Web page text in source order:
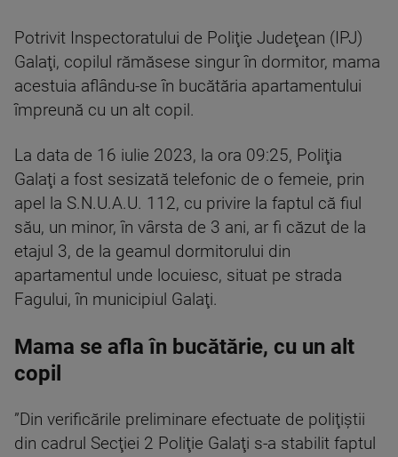
Potrivit Inspectoratului de Poliţie Judeţean (IPJ)
Galaţi, copilul rămăsese singur în dormitor, mama
acestuia aflându-se în bucătăria apartamentului
împreună cu un alt copil.
La data de 16 iulie 2023, la ora 09:25, Poliţia
Galaţi a fost sesizată telefonic de o femeie, prin
apel la S.N.U.A.U. 112, cu privire la faptul că fiul
său, un minor, în vârsta de 3 ani, ar fi căzut de la
etajul 3, de la geamul dormitorului din
apartamentul unde locuiesc, situat pe strada
Fagului, în municipiul Galaţi.
Mama se afla în bucătărie, cu un alt
copil
”Din verificările preliminare efectuate de poliţiştii
din cadrul Secţiei 2 Poliţie Galaţi s-a stabilit faptul